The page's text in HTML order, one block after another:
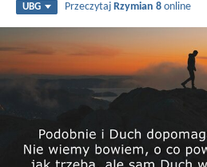
UBG PrzeczytajRzymian 8 online